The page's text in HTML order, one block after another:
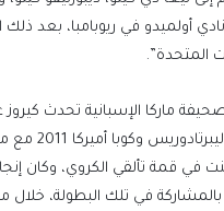
نادي أولميدو في ريوبامبا، بعد
المتحدة”.
ماركا الإسبانية تحدث
بطولتي كأس
في قمة تألقي الكروي، وكان
في تلك البطولة، خلال